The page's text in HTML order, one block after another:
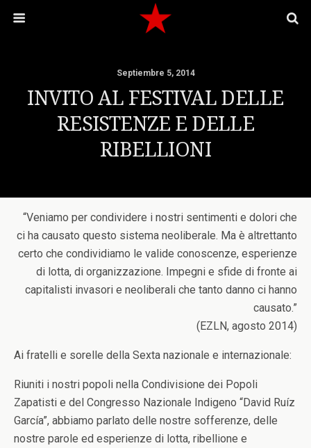
Septiembre 5, 2014
INVITO AL FESTIVAL DELLE
RESISTENZE E DELLE
RIBELLIONI
“Veniamo per condividere i nostri sentimenti e dolori che
ci ha causato questo sistema neoliberale. Ma è altrettanto
certo che condividiamo le valide conoscenze, esperienze
di lotta, di organizzazione. Impegni e sfide di fronte ai
capitalisti invasori e neoliberali che tanto danno ci hanno
causato.”
(EZLN, agosto 2014)
Ai fratelli e sorelle della Sexta nazionale e internazionale:
Riuniti i nostri popoli nella Condivisione dei Popoli
Zapatisti e del Congresso Nazionale Indigeno “David Ruíz
García”, abbiamo parlato delle nostre sofferenze, delle
nostre parole ed esperienze di lotta, ribellione e